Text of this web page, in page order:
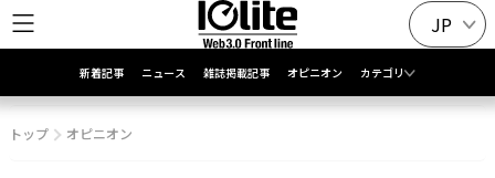
JP
新着記事 ニュース 雑誌掲載記事 オピニオン カテゴリ
トップ オピニオン